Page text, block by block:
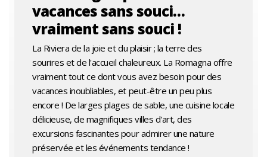
vacances sans souci…
vraiment sans souci !
La Riviera de la joie et du plaisir ; la terre des
sourires et de l'accueil chaleureux. La Romagna offre
vraiment tout ce dont vous avez besoin pour des
vacances inoubliables, et peut-être un peu plus
encore ! De larges plages de sable, une cuisine locale
délicieuse, de magnifiques villes d'art, des
excursions fascinantes pour admirer une nature
préservée et les événements tendance !